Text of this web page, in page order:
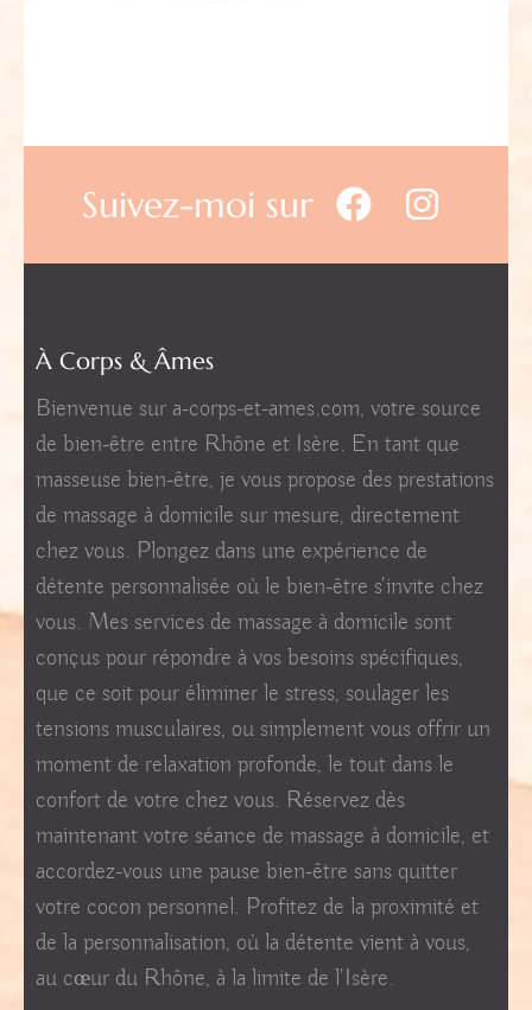
Suivez-moi sur
À Corps & Âmes
Bienvenue sur a-corps-et-ames.com, votre source
de bien-être entre Rhône et Isère. En tant que
masseuse bien-être, je vous propose des prestations
de massage à domicile sur mesure, directement
chez vous. Plongez dans une expérience de
détente personnalisée où le bien-être s'invite chez
vous. Mes services de massage à domicile sont
conçus pour répondre à vos besoins spécifiques,
que ce soit pour éliminer le stress, soulager les
tensions musculaires, ou simplement vous offrir un
moment de relaxation profonde, le tout dans le
confort de votre chez vous. Réservez dès
maintenant votre séance de massage à domicile, et
accordez-vous une pause bien-être sans quitter
votre cocon personnel. Profitez de la proximité et
de la personnalisation, où la détente vient à vous,
au cœur du Rhône, à la limite de l'Isère.